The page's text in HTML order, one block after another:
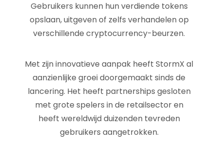
Gebruikers kunnen hun verdiende tokens
opslaan, uitgeven of zelfs verhandelen op
verschillende cryptocurrency-beurzen.
Met zijn innovatieve aanpak heeft StormX al
aanzienlijke groei doorgemaakt sinds de
lancering. Het heeft partnerships gesloten
met grote spelers in de retailsector en
heeft wereldwijd duizenden tevreden
gebruikers aangetrokken.